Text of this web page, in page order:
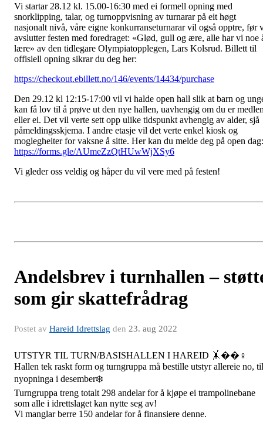
Vi startar 28.12 kl. 15.00-16:30 med ei formell opning med
snorklipping, talar, og turnoppvisning av turnarar på eit høgt
nasjonalt nivå, våre eigne konkurranseturnarar vil også opptre, før
avslutter festen med foredraget: «Glød, gull og ære, alle har vi noe
lære» av den tidlegare Olympiatopplegen, Lars Kolsrud. Billett til
offisiell opning sikrar du deg her:
https://checkout.ebillett.no/146/events/14434/purchase
Den 29.12 kl 12:15-17:00 vil vi halde open hall slik at barn og
kan få lov til å prøve ut den nye hallen, uavhengig om du er
eller ei. Det vil verte sett opp ulike tidspunkt avhengig av alder, sjå
påmeldingsskjema. I andre etasje vil det verte enkel kiosk og
moglegheiter for vaksne å sitte. Her kan du melde deg på open dag:
https://forms.gle/AUmeZzQtHUwWjXSy6
Vi gleder oss veldig og håper du vil vere med på festen!
Andelsbrev i turnhallen –
som gir skattefrådrag
Postet av Hareid Idrettslag den 23. aug 2022
UTSTYR TIL TURN/BASISHALLEN I HAREID 🤸��‍♀️
Hallen tek raskt form og turngruppa må bestille utstyr allereie no, til
nyopninga i desember❄️
Turngruppa treng totalt 298 andelar for å kjøpe ei trampolinebane
som alle i idrettslaget kan nytte seg av!
Vi manglar berre 150 andelar for å finansiere denne.